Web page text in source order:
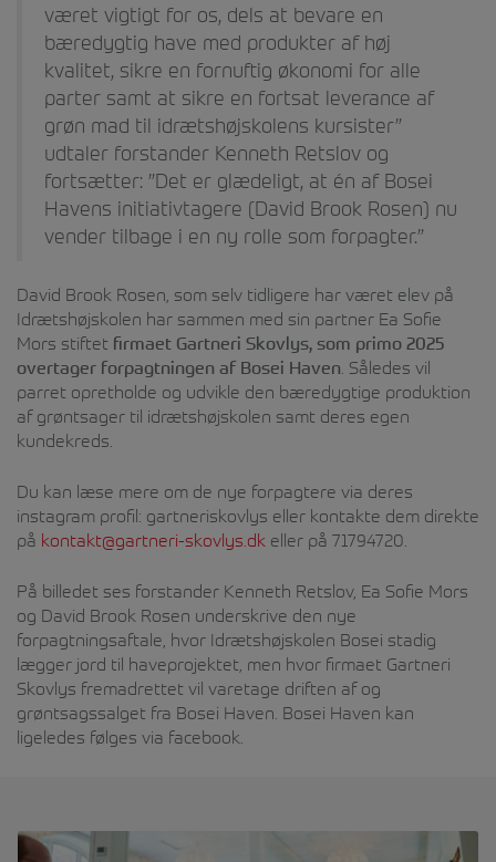
været vigtigt for os, dels at bevare en
bæredygtig have med produkter af høj
kvalitet, sikre en fornuftig økonomi for alle
parter samt at sikre en fortsat leverance af
grøn mad til idrætshøjskolens kursister”
udtaler forstander Kenneth Retslov og
fortsætter: ”Det er glædeligt, at én af Bosei
Havens initiativtagere (David Brook Rosen) nu
vender tilbage i en ny rolle som forpagter.”
David Brook Rosen, som selv tidligere har været elev på
Idrætshøjskolen har sammen med sin partner Ea Sofie
Mors stiftet firmaet Gartneri Skovlys, som primo 2025
overtager forpagtningen af Bosei Haven. Således vil
parret opretholde og udvikle den bæredygtige produktion
af grøntsager til idrætshøjskolen samt deres egen
kundekreds.
Du kan læse mere om de nye forpagtere via deres
instagram profil: gartneriskovlys eller kontakte dem direkte
på kontakt@gartneri-skovlys.dk eller på 71794720.
På billedet ses forstander Kenneth Retslov, Ea Sofie Mors
og David Brook Rosen underskrive den nye
forpagtningsaftale, hvor Idrætshøjskolen Bosei stadig
lægger jord til haveprojektet, men hvor firmaet Gartneri
Skovlys fremadrettet vil varetage driften af og
grøntsagssalget fra Bosei Haven. Bosei Haven kan
ligeledes følges via facebook.